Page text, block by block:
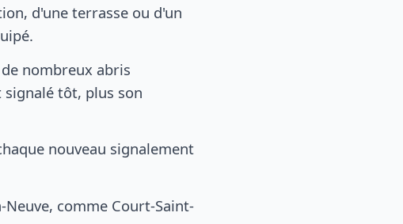
d'une terrasse ou d'un
nombreux abris
tôt, plus son
nouveau signalement
Neuve, comme Court-Saint-